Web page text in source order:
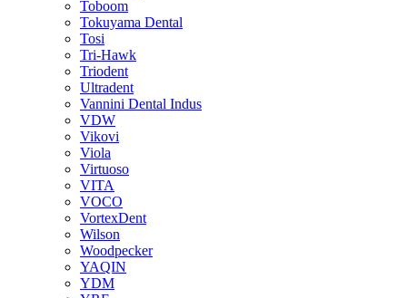
Toboom
Tokuyama Dental
Tosi
Tri-Hawk
Triodent
Ultradent
Vannini Dental Indus
VDW
Vikovi
Viola
Virtuoso
VITA
VOCO
VortexDent
Wilson
Woodpecker
YAQIN
YDM